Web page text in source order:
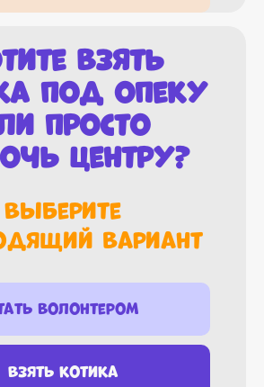
взять
под опеку
просто
центру?
Выберите
вариант
волонтером
Взять котика